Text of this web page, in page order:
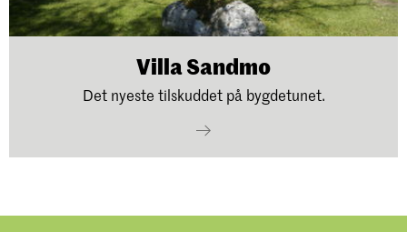
Villa Sandmo
Det nyeste tilskuddet på bygdetunet.